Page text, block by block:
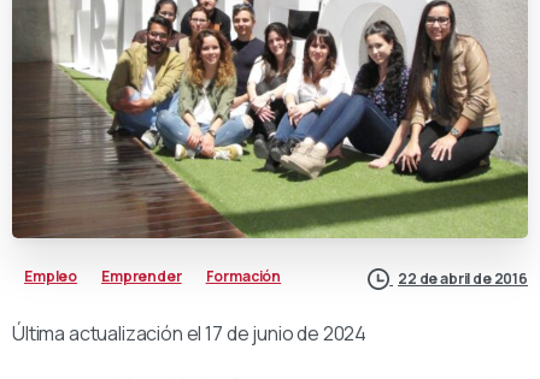
Empleo Emprender Formación 22 de abril de 2016
Última actualización el 17 de junio de 2024